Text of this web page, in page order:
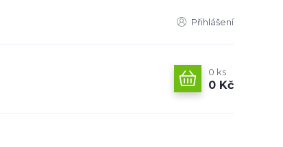
Přihlášení
0 ks
0 Kč